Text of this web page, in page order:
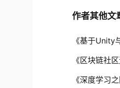
作者其他文
《基于
《区块链社
《深度学习